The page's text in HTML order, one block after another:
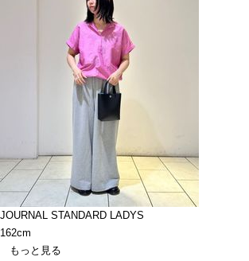
JOURNAL STANDARD LADYS
162cm
もっと見る